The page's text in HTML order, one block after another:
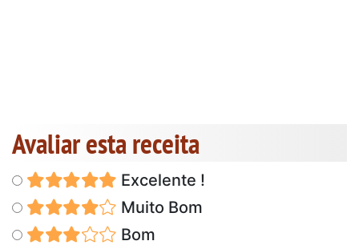
Avaliar esta receita
Excelente !
Muito Bom
Bom